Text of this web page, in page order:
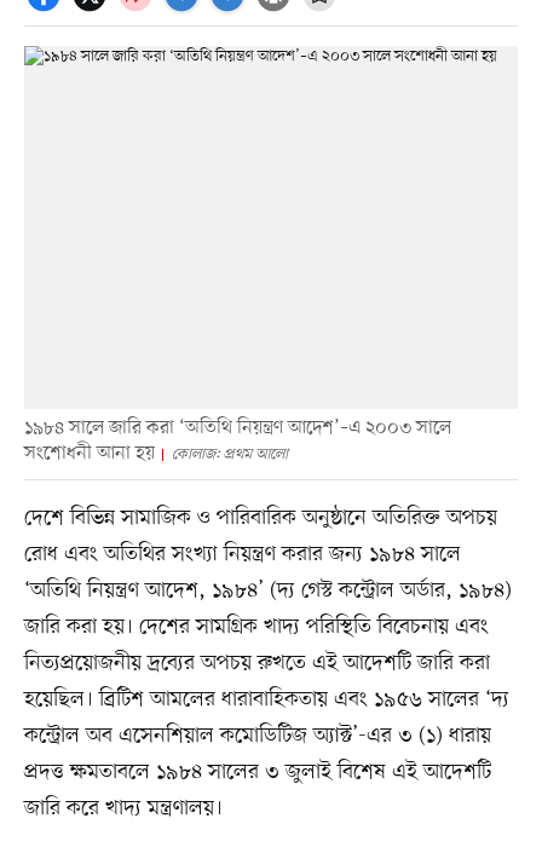
১৯৮৪ সালে জারি করা ‘অতিথি নিয়ন্ত্রণ আদেশ’–এ ২০০৩ সালে
সংশোধনী আনা হয়
কোলাজ: প্রথম আলো
দেশে বিভিন্ন সামাজিক ও পারিবারিক অনুষ্ঠানে অতিরিক্ত অপচয়
রোধ এবং অতিথির সংখ্যা নিয়ন্ত্রণ করার জন্য ১৯৮৪ সালে
‘অতিথি নিয়ন্ত্রণ আদেশ, ১৯৮৪’ (দ্য গেস্ট কন্ট্রোল অর্ডার, ১৯৮৪)
জারি করা হয়। দেশের সামগ্রিক খাদ্য পরিস্থিতি বিবেচনায় এবং
নিত্যপ্রয়োজনীয় দ্রব্যের অপচয় রুখতে এই আদেশটি জারি করা
হয়েছিল। ব্রিটিশ আমলের ধারাবাহিকতায় এবং ১৯৫৬ সালের ‘দ্য
কন্ট্রোল অব এসেনশিয়াল কমোডিটিজ অ্যাক্ট’-এর ৩ (১) ধারায়
প্রদত্ত ক্ষমতাবলে ১৯৮৪ সালের ৩ জুলাই বিশেষ এই আদেশটি
জারি করে খাদ্য মন্ত্রণালয়।